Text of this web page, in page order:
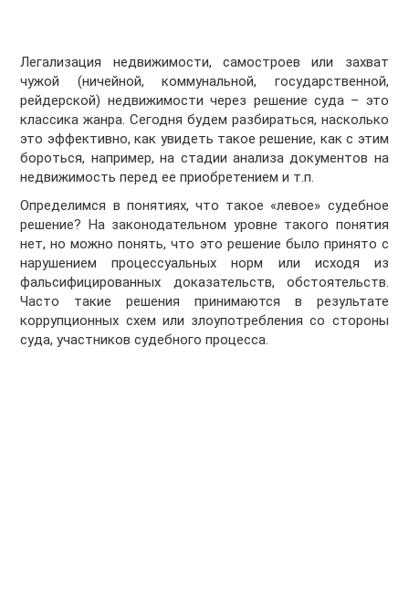
Легализация недвижимости, самостроев или захват
чужой (ничейной, коммунальной, государственной,
рейдерской) недвижимости через решение суда – это
классика жанра. Сегодня будем разбираться, насколько
это эффективно, как увидеть такое решение, как с этим
бороться, например, на стадии анализа документов на
недвижимость перед ее приобретением и т.п.
Определимся в понятиях, что такое «левое» судебное
решение? На законодательном уровне такого понятия
нет, но можно понять, что это решение было принято с
нарушением процессуальных норм или исходя из
фальсифицированных доказательств, обстоятельств.
Часто такие решения принимаются в результате
коррупционных схем или злоупотребления со стороны
суда, участников судебного процесса.